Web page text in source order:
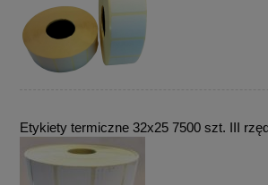
Etykiety termiczne 32x25 7500 szt. III